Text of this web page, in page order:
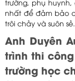
trường, phụ
nhất để đảm bảo
trôi chảy và suôn sẻ.
Anh Duyên
trình thi
trường học